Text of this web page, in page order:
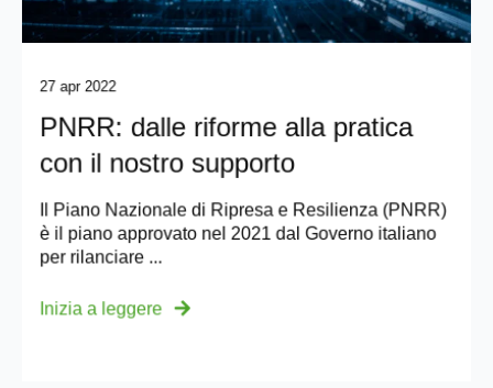
27 apr 2022
PNRR: dalle riforme alla pratica
con il nostro supporto
Il Piano Nazionale di Ripresa e Resilienza (PNRR)
è il piano approvato nel 2021 dal Governo italiano
per rilanciare ...
Inizia a leggere